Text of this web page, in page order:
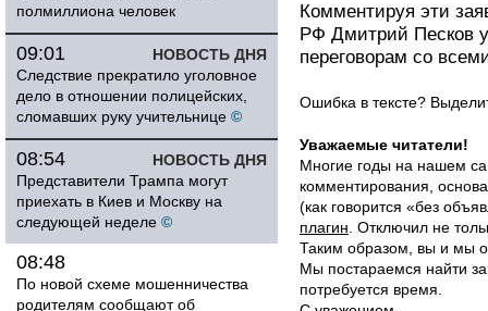
полмиллиона человек
НОВОСТЬ ДНЯ
09:01
Следствие прекратило уголовное
дело в отношении полицейских,
сломавших руку учительнице ©
НОВОСТЬ ДНЯ
08:54
Представители Трампа могут
приехать в Киев и Москву на
следующей неделе ©
08:48
По новой схеме мошенничества
родителям сообщают об
Комментируя эти
РФ Дмитрий Песков
переговорам со
Ошибка в тексте?
Уважаемые читатели!
Многие годы на нашем
комментирования,
(как говорится «без
плагин . Отключил не
Таким образом, вы и мы
Мы постараемся найти
потребуется время.